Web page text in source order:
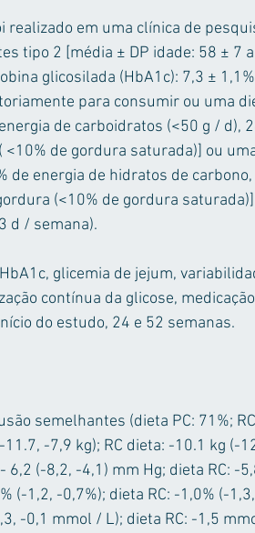
em uma clínica de
tipo 2 [média ± DP idade: 58 ± 7
glicosilada (HbA1c): 7,3 ±
para consumir ou uma
de carboidratos (<50 g / d),
de gordura saturada)] ou
energia de hidratos de carbono,
(<10% de gordura
d / semana).
glicemia de jejum,
contínua da glicose,
do estudo, 24 e 52 semanas.
semelhantes (dieta PC: 71%;
-7,9 kg); RC dieta: -10.1 kg (-
(-8,2, -4,1) mm Hg; dieta RC: -
(-1,2, -0,7%); dieta RC: -1,0% (-
-0,1 mmol / L); dieta RC: -1,5